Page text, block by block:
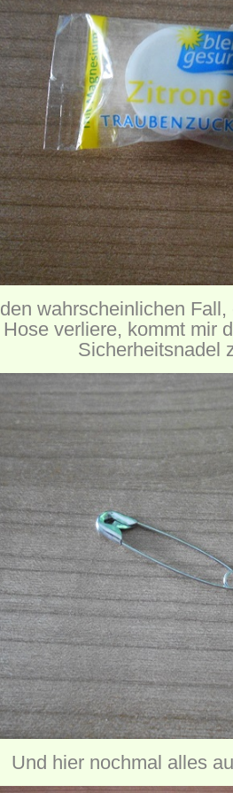
wahrscheinlichen
verliere, kommt mir
Sicherheitsnadel
Und hier nochmal alles